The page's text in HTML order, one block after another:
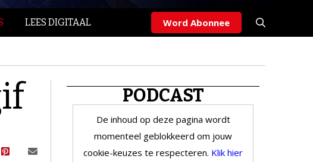
LEES DIGITAAL Word Abonnee
PODCAST
De inhoud op deze pagina wordt
momenteel geblokkeerd om jouw
cookie-keuzes te respecteren. Klik hier